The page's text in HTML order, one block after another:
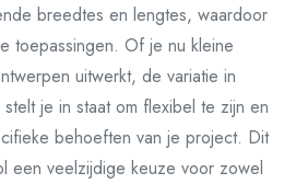
breedtes en lengtes, waardoor
toepassingen. Of je nu kleine
uitwerkt, de variatie in
je in staat om flexibel te zijn en
behoeften van je project. Dit
een veelzijdige keuze voor zowel